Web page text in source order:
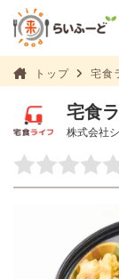
トップ 宅食
宅食
株式会社